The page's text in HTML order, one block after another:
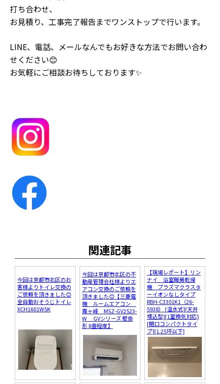
打ち合わせ、
お見積り、工事完了報告までワンストップで行います。
LINE、電話、メールなんでもお好きな方法でお問い合わ
せください😊
お気軽にご相談お待ちしております✨
関連記事
今回は京都市北区のお
客様よりトイレ交換の
ご依頼を頂きました😊
全自動おそうじトイレ
XCH1601WSK
今回は京都市北区の不
動産管理会社様よりエ
アコン交換のご依頼を
頂きました😊【三菱電
機 ルームエアコン
霧ヶ峰 MSZ-GV2523-
W GVシリーズ 壁掛
形 8畳程度】
【現場レポート】リン
ナイ 浴室暖房乾燥
機 プラズマクラスタ
ーイオンなしタイプ
RBH-C3301K1（26-
5938） [温水式][天井
埋込型][1室換気対応]
[開口コンパクトタイ
プ][1.25坪以下]